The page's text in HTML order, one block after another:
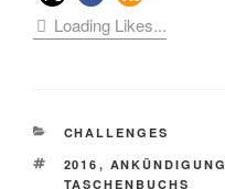
Loading Likes...
KATEGORIEN
CHALLENGES
SCHLAGWÖRTER
2016 , ANKÜNDIGUNG
TASCHENBUCHS